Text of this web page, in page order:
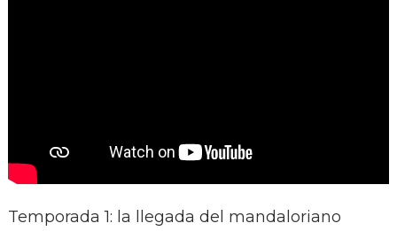
Temporada 1: la llegada del mandaloriano